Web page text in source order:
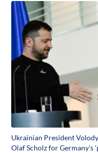
Ukrainian President
Olaf Scholz for